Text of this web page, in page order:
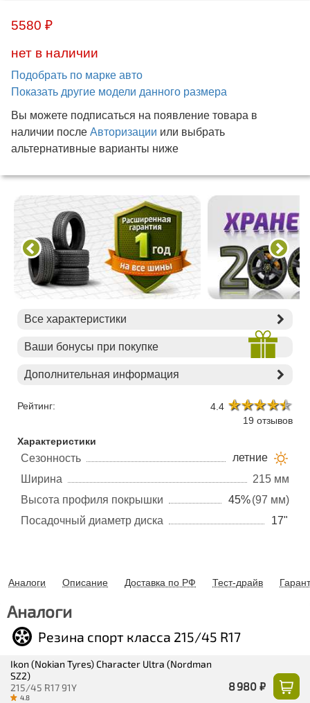
5580 ₽
нет в наличии
Подобрать по марке авто
Показать другие модели данного размера
Вы можете подписаться на появление товара в
наличии после Авторизации или выбрать
альтернативные варианты ниже
Все характеристики
Ваши бонусы при покупке
Дополнительная информация
Рейтинг:
4.4
19 отзывов
Характеристики
Сезонность
летние
Ширина
215 мм
Высота профиля покрышки
45%(97 мм)
Посадочный диаметр диска
17"
Аналоги Описание Доставка по РФ Тест-драйв
Аналоги
Резина спорт класса 215/45 R17
Ikon (Nokian Tyres) Character Ultra (Nordman
SZ2)
215/45 R17 91Y
4.8
8 980 ₽